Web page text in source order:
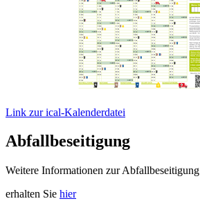
Link zur ical-Kalenderdatei
Abfallbeseitigung
Weitere Informationen zur Abfallbeseitigung
erhalten Sie hier